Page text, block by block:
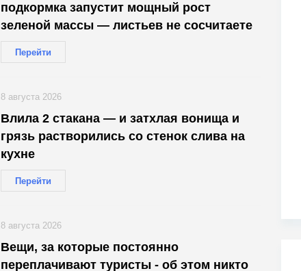
подкормка запустит мощный рост
зеленой массы — листьев не сосчитаете
Перейти
Влила 2 стакана — и затхлая вонища и
грязь растворились со стенок слива на
кухне
Перейти
8 августа 2026
Вещи, за которые постоянно
переплачивают туристы - об этом никто
8 августа 2026